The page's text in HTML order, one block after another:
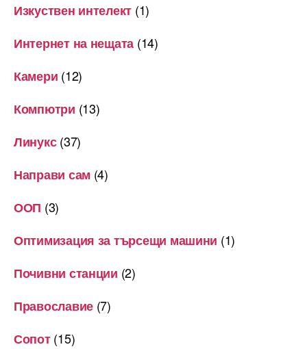
Изкуствен интелект (1)
Интернет на нещата (14)
Камери (12)
Компютри (13)
Линукс(37)
Направи сам (4)
ООП (3)
Оптимизация за търсещи машини (1)
Почивни станции (2)
Православие (7)
Сопот(15)